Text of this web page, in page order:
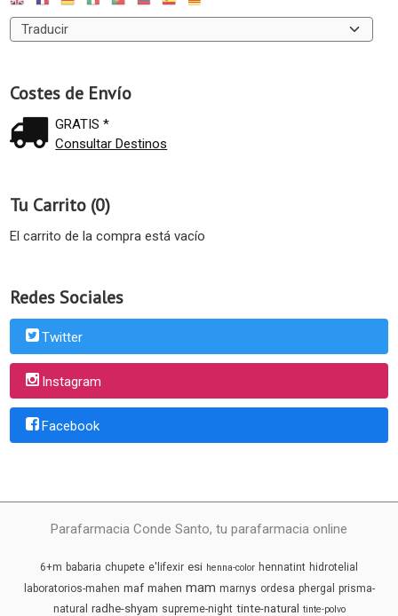
Costes de Envío
GRATIS *
Consultar Destinos
Tu Carrito (0)
El carrito de la compra está vacío
Redes Sociales
Twitter
Instagram
Facebook
Parafarmacia Conde Santo, tu parafarmacia online
6+m babaria chupete e'lifexir esi henna-color hennatint hidrotelial
laboratorios-mahen maf mahen mam marnys ordesa phergal prisma-
natural radhe-shyam supreme-night tinte-natural tinte-polvo